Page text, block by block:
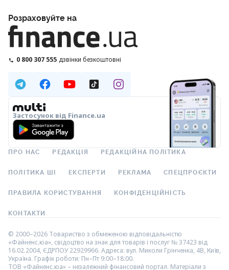
Розраховуйте на
0 800 307 555 дзвінки безкоштовні
Застосунок від Finance.ua
ПРО НАС РЕДАКЦІЯ РЕДАКЦІЙНА ПОЛІТИКА
ПОЛІТИКА ШІ ЕКСПЕРТИ РЕКЛАМА СПЕЦПРОЄКТИ
ПРАВИЛА КОРИСТУВАННЯ КОНФІДЕНЦІЙНІСТЬ
КОНТАКТИ
© 2000–2026 Товариство з обмеженою відповідальністю
«Файненс.юа», свідоцтво на знак для товарів і послуг № 37423 від
16.02.2004, ЄДРПОУ 22929966. Адреса: вул. Миколи Грінченка, 4В, Київ,
Україна. Графік роботи: Пн–Пт 9:00–18:00.
ТОВ «Файненс.юа» – незалежний фінансовий портал. Матеріали з